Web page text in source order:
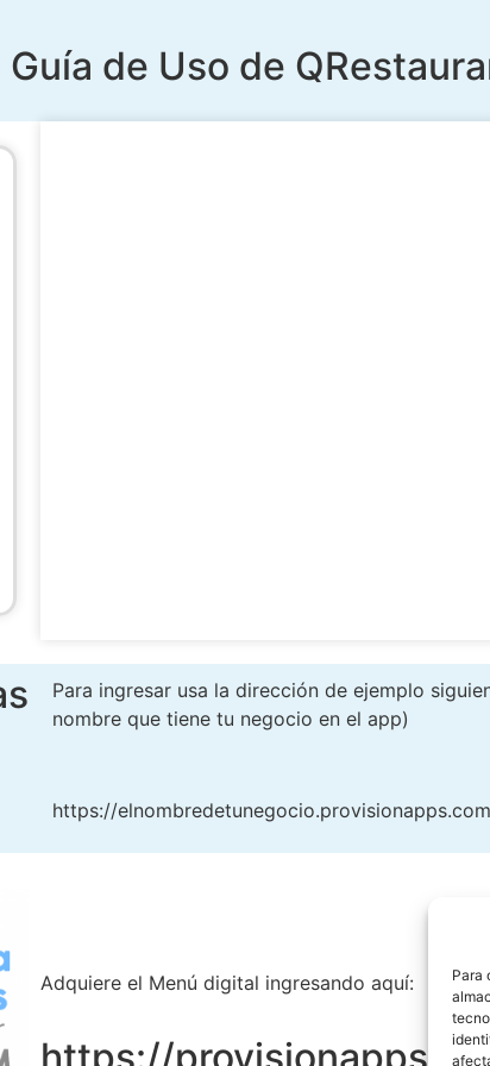
Para
Guía de Uso de
Para ingresar usa la dirección de ejemplo
nombre que tiene tu negocio en el app)
https://
Adquiere el Menú digital ingresando aquí: